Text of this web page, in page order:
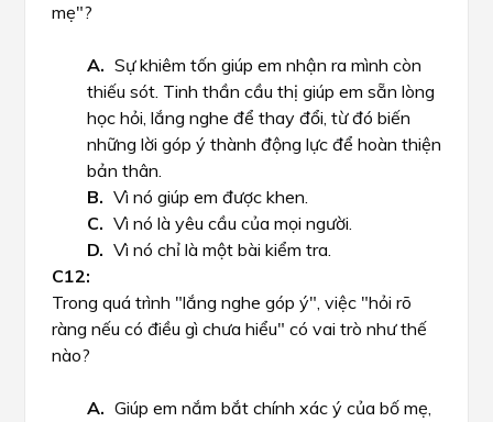
mẹ"?
Sự khiêm tốn giúp em nhận ra mình còn
thiếu sót. Tinh thần cầu thị giúp em sẵn lòng
học hỏi, lắng nghe để thay đổi, từ đó biến
những lời góp ý thành động lực để hoàn thiện
bản thân.
Vì nó giúp em được khen.
Vì nó là yêu cầu của mọi người.
Vì nó chỉ là một bài kiểm tra.
Trong quá trình "lắng nghe góp ý", việc "hỏi rõ
ràng nếu có điều gì chưa hiểu" có vai trò như thế
nào?
Giúp em nắm bắt chính xác ý của bố mẹ,